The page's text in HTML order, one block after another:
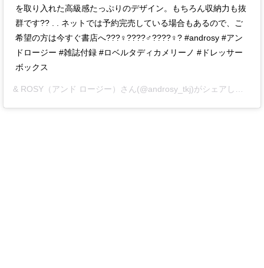
を取り入れた高級感たっぷりのデザイン。もちろん収納力も抜
群です?? . . ネットでは予約完売している場合もあるので、ご
希望の方は今すぐ書店へ???♀????♂????♀? #androsy #アン
ドロージー #雑誌付録 #ロベルタディカメリーノ #ドレッサー
ボックス
& ROSY（アンド ロージー） さん(@androsy_tkj)がシェアした投稿 -